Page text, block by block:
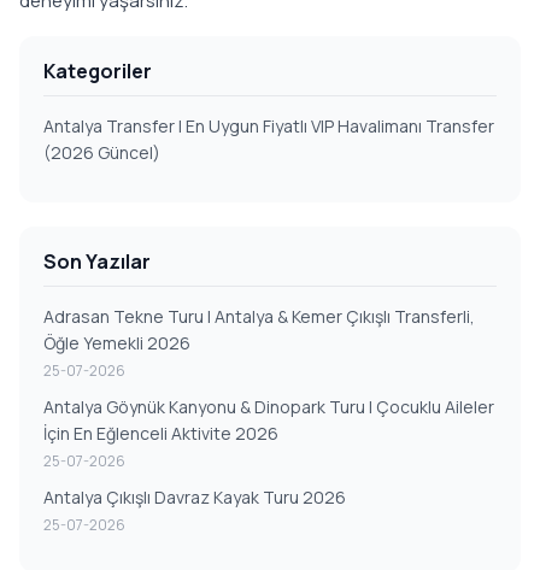
Kategoriler
Antalya Transfer | En Uygun Fiyatlı VIP Havalimanı Transfer
(2026 Güncel)
Son Yazılar
Adrasan Tekne Turu | Antalya & Kemer Çıkışlı Transferli,
Öğle Yemekli 2026
25-07-2026
Antalya Göynük Kanyonu & Dinopark Turu | Çocuklu Aileler
İçin En Eğlenceli Aktivite 2026
25-07-2026
Antalya Çıkışlı Davraz Kayak Turu 2026
25-07-2026